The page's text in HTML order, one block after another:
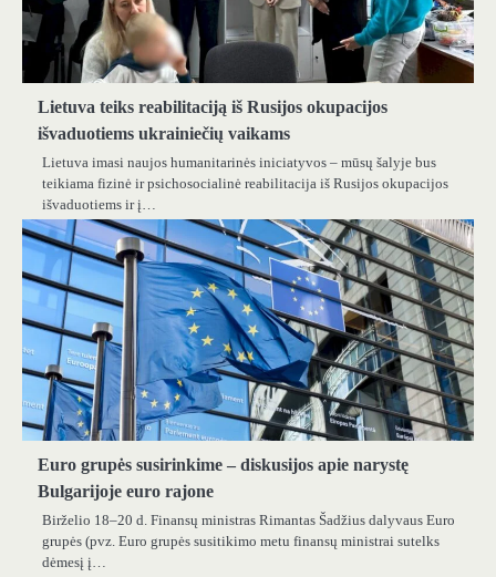
Lietuva teiks reabilitaciją iš Rusijos okupacijos
išvaduotiems ukrainiečių vaikams
Lietuva imasi naujos humanitarinės iniciatyvos – mūsų šalyje bus
teikiama fizinė ir psichosocialinė reabilitacija iš Rusijos okupacijos
išvaduotiems ir į…
Euro grupės susirinkime – diskusijos apie narystę
Bulgarijoje euro rajone
Birželio 18–20 d. Finansų ministras Rimantas Šadžius dalyvaus Euro
grupės (pvz. Euro grupės susitikimo metu finansų ministrai sutelks
dėmesį į…